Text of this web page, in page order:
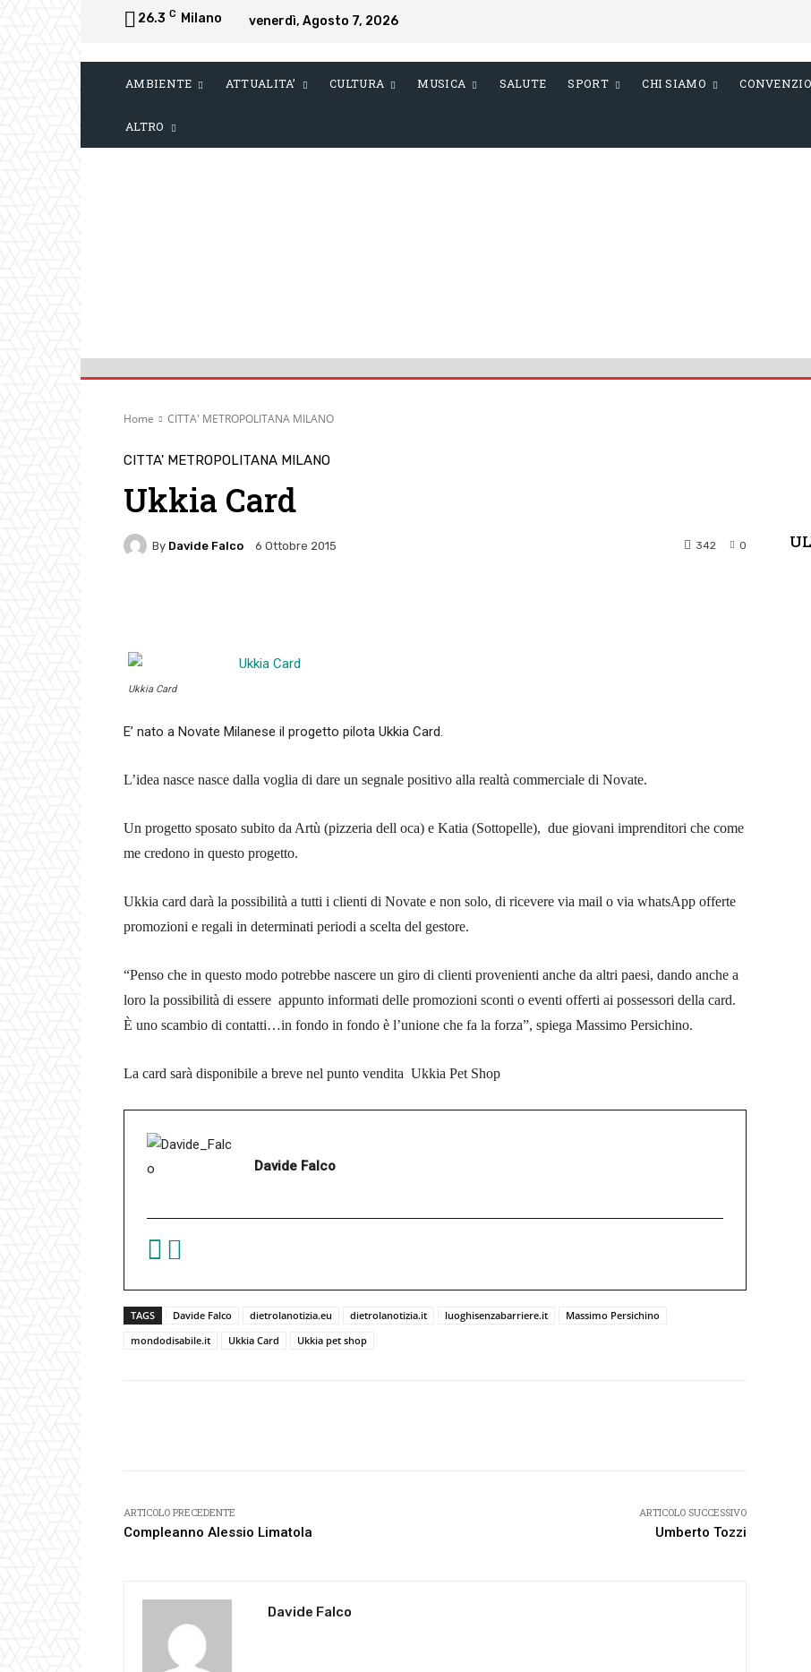
26.3 C Milano venerdì, Agosto 7, 2026
AMBIENTE ATTUALITA’ CULTURA MUSICA SALUTE SPORT CHI SIAMO
ALTRO
Home CITTA' METROPOLITANA MILANO
CITTA' METROPOLITANA MILANO
Ukkia Card
By Davide Falco 6 Ottobre 2015 0
342
Ukkia Card
E’ nato a Novate Milanese il progetto pilota Ukkia Card.
L’idea nasce nasce dalla voglia di dare un segnale positivo alla realtà commerciale di Novate.
Un progetto sposato subito da Artù (pizzeria dell oca) e Katia (Sottopelle), due giovani imprenditori che come
me credono in questo progetto.
Ukkia card darà la possibilità a tutti i clienti di Novate e non solo, di ricevere via mail o via whatsApp offerte
promozioni e regali in determinati periodi a scelta del gestore.
“Penso che in questo modo potrebbe nascere un giro di clienti provenienti anche da altri paesi, dando anche a
loro la possibilità di essere appunto informati delle promozioni sconti o eventi offerti ai possessori della card.
È uno scambio di contatti…in fondo in fondo è l’unione che fa la forza”, spiega Massimo Persichino.
La card sarà disponibile a breve nel punto vendita Ukkia Pet Shop
Davide Falco
TAGS Davide Falco dietrolanotizia.eu dietrolanotizia.it luoghisenzabarriere.it
Massimo Persichino
mondodisabile.it
Ukkia Card Ukkia pet shop
ARTICOLO PRECEDENTE
Compleanno Alessio Limatola
ARTICOLO SUCCESSIVO
Umberto Tozzi
Davide Falco